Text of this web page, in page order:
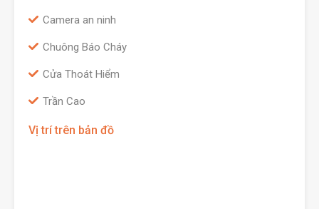
Camera an ninh
Chuông Báo Cháy
Cửa Thoát Hiểm
Trần Cao
Vị trí trên bản đồ